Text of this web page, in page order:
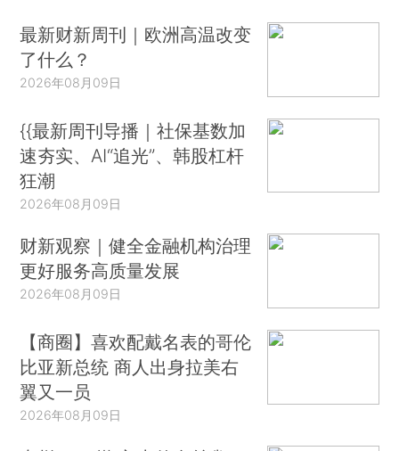
最新财新周刊｜欧洲高温改变
了什么？
2026年08月09日
{{最新周刊导播｜社保基数加
速夯实、AI“追光”、韩股杠杆
狂潮
2026年08月09日
财新观察｜健全金融机构治理
更好服务高质量发展
2026年08月09日
【商圈】喜欢配戴名表的哥伦
比亚新总统 商人出身拉美右
翼又一员
2026年08月09日